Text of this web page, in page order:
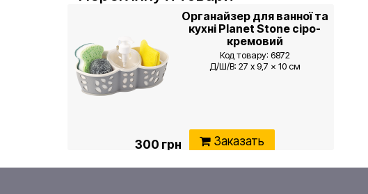
Органайзер для ванної та
кухні Planet Stone сіро-
кремовий
Код товару: 6872
Д/Ш/В: 27 x 9,7 x 10 см
300 грн Заказать